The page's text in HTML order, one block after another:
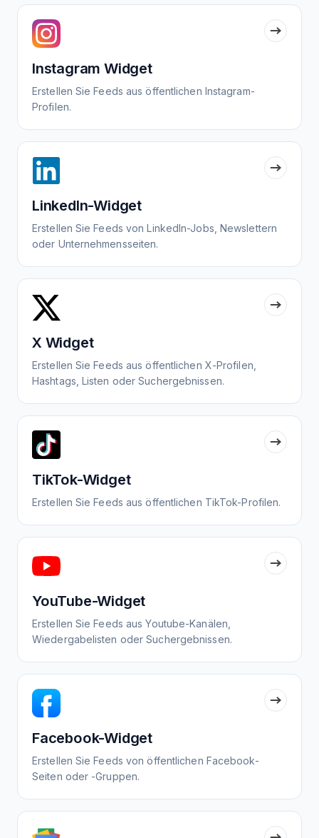
Instagram Widget
Erstellen Sie Feeds aus öffentlichen Instagram-
Profilen.
LinkedIn-Widget
Erstellen Sie Feeds von LinkedIn-Jobs, Newslettern
oder Unternehmensseiten.
X Widget
Erstellen Sie Feeds aus öffentlichen X-Profilen,
Hashtags, Listen oder Suchergebnissen.
TikTok-Widget
Erstellen Sie Feeds aus öffentlichen TikTok-Profilen.
YouTube-Widget
Erstellen Sie Feeds aus Youtube-Kanälen,
Wiedergabelisten oder Suchergebnissen.
Facebook-Widget
Erstellen Sie Feeds von öffentlichen Facebook-
Seiten oder -Gruppen.